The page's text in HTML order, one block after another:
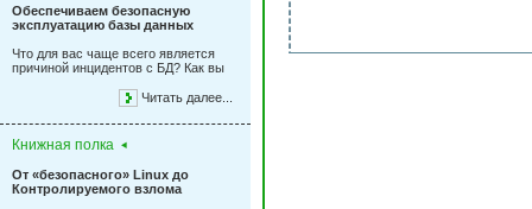
Обеспечиваем безопасную
эксплуатацию базы данных
Что для вас чаще всего является
причиной инцидентов с БД? Как вы
Читать далее...
Книжная полка
От «безопасного» Linux до
Контролируемого взлома